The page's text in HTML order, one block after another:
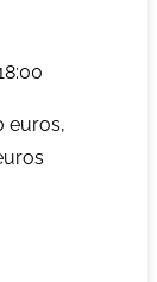
euros,